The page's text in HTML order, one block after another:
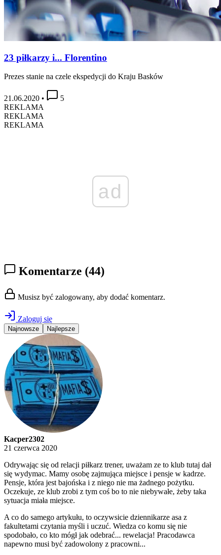
23 piłkarzy i... Florentino
Prezes stanie na czele ekspedycji do Kraju Basków
21.06.2020 •
5
REKLAMA
REKLAMA
REKLAMA
ad
Komentarze (44)
Musisz być zalogowany, aby dodać komentarz.
Zaloguj się
Najnowsze Najlepsze
Kacper2302
21 czerwca 2020
Odrywając się od relacji piłkarz trener, uważam ze to klub tutaj dał
się wydymac. Mamy osobę zajmująca miejsce i pensje w kadrze.
Pensje, która jest bajońska i z niego nie ma żadnego pożytku.
Oczekuje, ze klub zrobi z tym coś bo to nie niebywałe, żeby taka
sytuacja miała miejsce.
A co do samego artykułu, to oczywsicie dziennikarze asa z
fakultetami czytania myśli i uczuć. Wiedza co komu się nie
spodobało, co kto mógł jak odebrać... rewelacja! Pracodawca
napewno musi być zadowolony z pracowni...